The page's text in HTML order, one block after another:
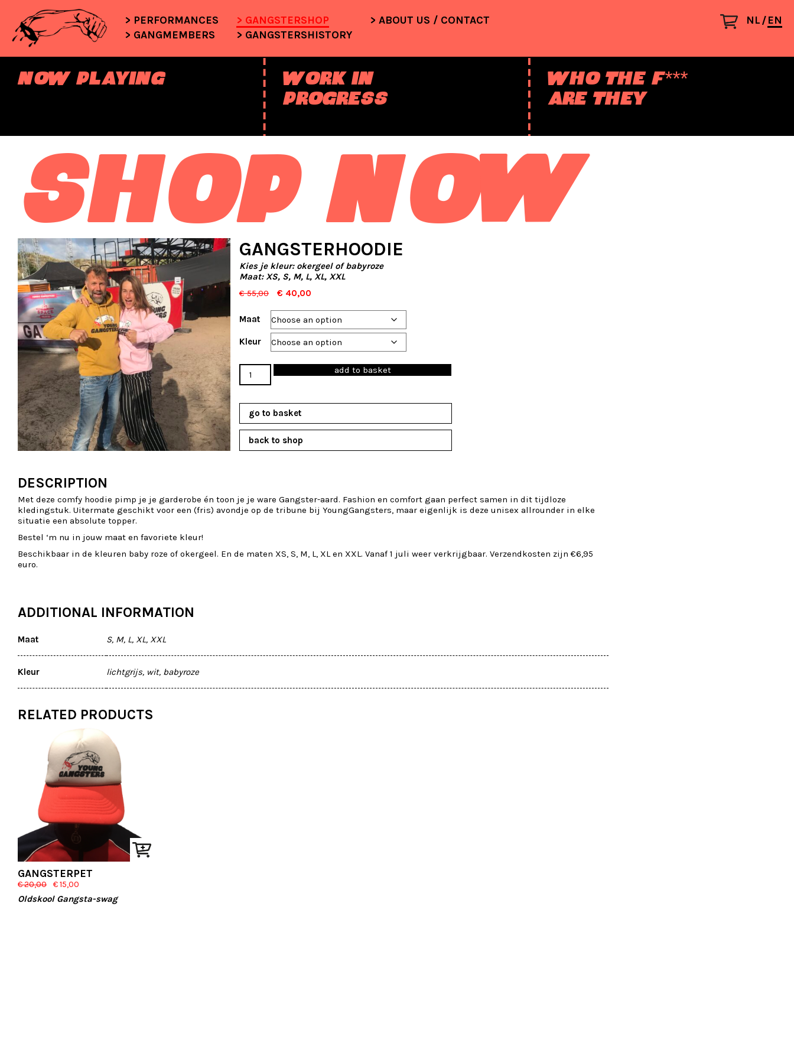
PERFORMANCES
GANGMEMBERS
GANGSTERSHOP
GANGSTERSHISTORY
ABOUT US / CONTACT NL EN
NOW PLAYING
WORK IN
PROGRESS
WHO THE F***
ARE THEY
SHOP NOW
GANGSTERHOODIE
€55,00
Original
was:
€ 55,00.
€ 40,00
is:
€ 40,00.
go to basket
back to shop
Kies je kleur: okergeel of babyroze
Maat: XS, S, M, L, XL, XXL
Maat
Kleur
Gangsterhoodie
quantity
add to basket
DESCRIPTION
Met deze comfy hoodie pimp je je garderobe én toon je je ware Gangster-aard. Fashion en comfort gaan perfect samen in dit tijdloze
kledingstuk. Uitermate geschikt voor een (fris) avondje op de tribune bij YoungGangsters, maar eigenlijk is deze unisex allrounder in elke
situatie een absolute topper.
Bestel ‘m nu in jouw maat en favoriete kleur!
Beschikbaar in de kleuren baby roze of okergeel. En de maten XS, S, M, L, XL en XXL. Vanaf 1 juli weer verkrijgbaar. Verzendkosten zijn €6,95
euro.
ADDITIONAL INFORMATION
Maat S, M, L, XL, XXL
Kleur lichtgrijs, wit, babyroze
RELATED PRODUCTS
GANGSTERPET
€20,00
Original
price
was:
€15,00
is:
Oldskool Gangsta-swag